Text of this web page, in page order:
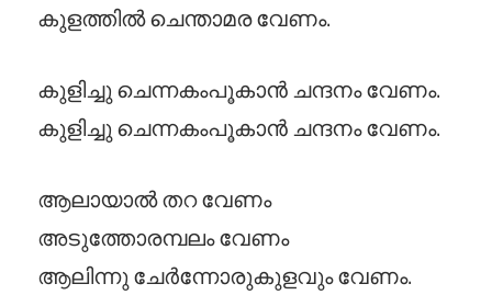
കുളത്തിൽ ചെന്താമര വേണം.
കുളിച്ചു ചെന്നകംപൂകാൻ ചന്ദനം വേണം.
കുളിച്ചു ചെന്നകംപൂകാൻ ചന്ദനം വേണം.
ആലായാൽ തറ വേണം
അടുത്തോരമ്പലം വേണം
ആലിന്നു ചേർന്നോരുകുളവും വേണം.